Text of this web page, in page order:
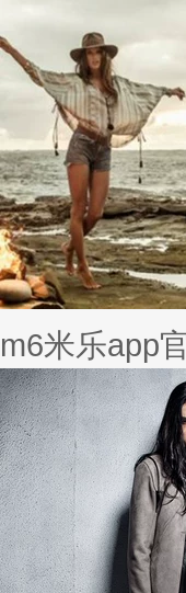
美丽的衣服
或......